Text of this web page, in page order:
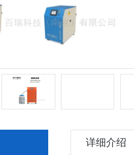
详细介绍